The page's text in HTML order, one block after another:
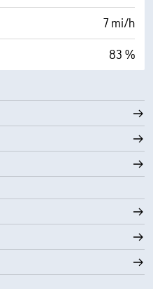
30000 ft
7 mi/h
83 %
0 (Oscuro)
36 %
10 mi
30000 ft